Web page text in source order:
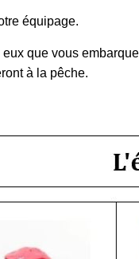
équipage.
que vous
à la pêche.